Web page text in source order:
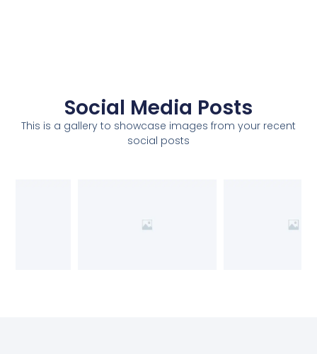
Social Media Posts
This is a gallery to showcase images from your recent
social posts